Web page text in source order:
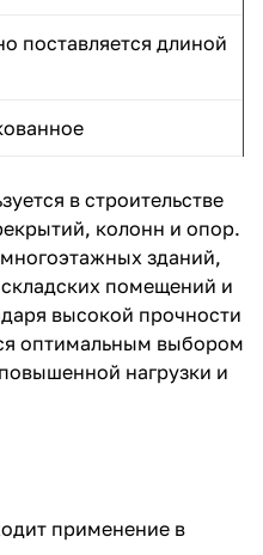
поставляется длиной
в строительстве
колонн и опор.
зданий,
помещений и
высокой прочности
оптимальным выбором
нагрузки и
применение в